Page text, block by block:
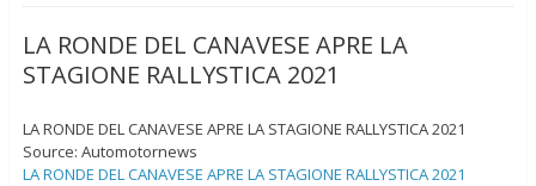
LA RONDE DEL CANAVESE APRE LA
STAGIONE RALLYSTICA 2021
LA RONDE DEL CANAVESE APRE LA STAGIONE RALLYSTICA 2021
Source: Automotornews
LA RONDE DEL CANAVESE APRE LA STAGIONE RALLYSTICA 2021